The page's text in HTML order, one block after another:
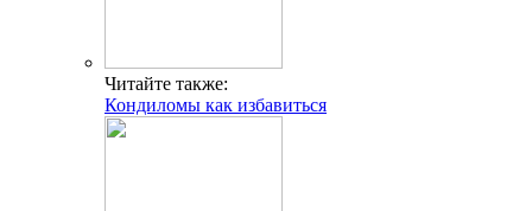
Читайте также:
Кондиломы как избавиться